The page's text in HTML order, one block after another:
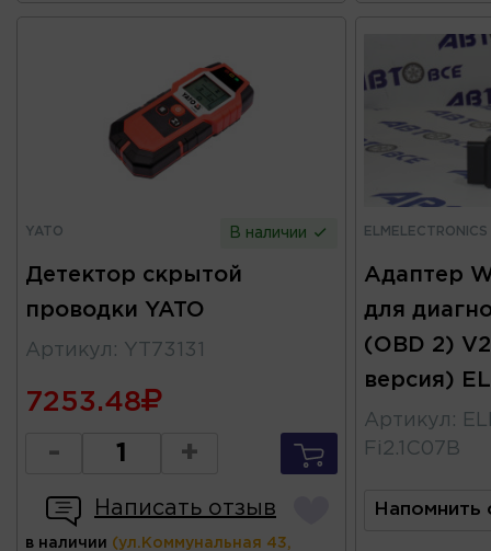
YATO В наличии
Детектор скрытой
проводки YATO
Артикул : YT73131
7253.48
- +
Написать отзыв
в наличии (ул.Коммунальная 43,
ELMELECTRONICS
Адаптер
для
(OBD 2)
версия)
Артикул :
Fi2.1С07B
Напомнить